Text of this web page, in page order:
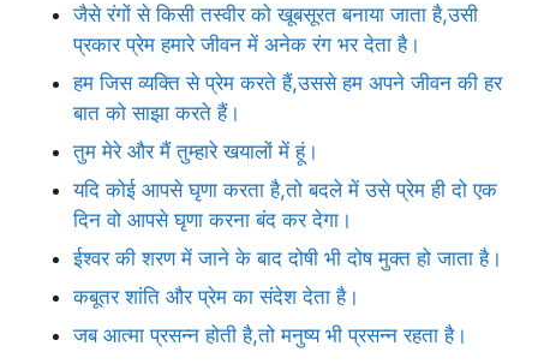
जैसे रंगों से किसी तस्वीर को खूबसूरत बनाया जाता है,उसी
प्रकार प्रेम हमारे जीवन में अनेक रंग भर देता है।
हम जिस व्यक्ति से प्रेम करते हैं,उससे हम अपने जीवन की हर
बात को साझा करते हैं।
तुम मेरे और मैं तुम्हारे खयालों में हूं।
यदि कोई आपसे घृणा करता है,तो बदले में उसे प्रेम ही दो एक
दिन वो आपसे घृणा करना बंद कर देगा।
ईश्वर की शरण में जाने के बाद दोषी भी दोष मुक्त हो जाता है।
कबूतर शांति और प्रेम का संदेश देता है।
जब आत्मा प्रसन्न होती है,तो मनुष्य भी प्रसन्न रहता है।